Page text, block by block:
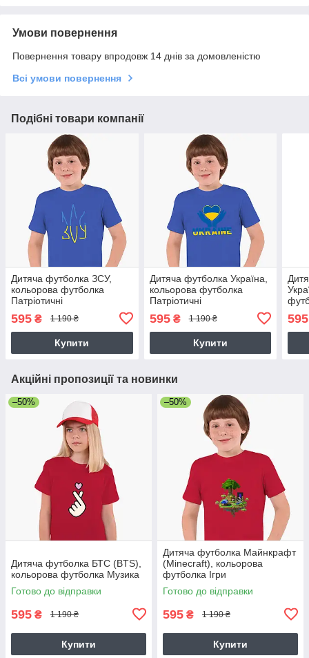
Умови повернення
Повернення товару впродовж 14 днів за домовленістю
Всі умови повернення
Подібні товари компанії
Дитяча футболка ЗСУ,
кольорова футболка
Патріотичні
595 ₴ 1 190 ₴
Купити
Дитяча футболка Україна,
кольорова футболка
Патріотичні
595₴ 1 190 ₴
Купити
595
Акційні пропозиції та новинки
–50%
Дитяча футболка БТС (BTS),
кольорова футболка Музика
Готово до відправки
595 ₴ 1 190 ₴
Купити
–50%
Дитяча футболка Майнкрафт
(Minecraft), кольорова
футболка Ігри
Готово до відправки
595 ₴ 1 190 ₴
Купити